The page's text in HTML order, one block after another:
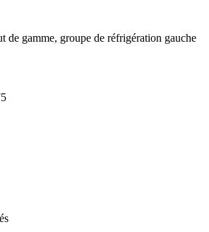
de gamme, groupe de réfrigération gauche